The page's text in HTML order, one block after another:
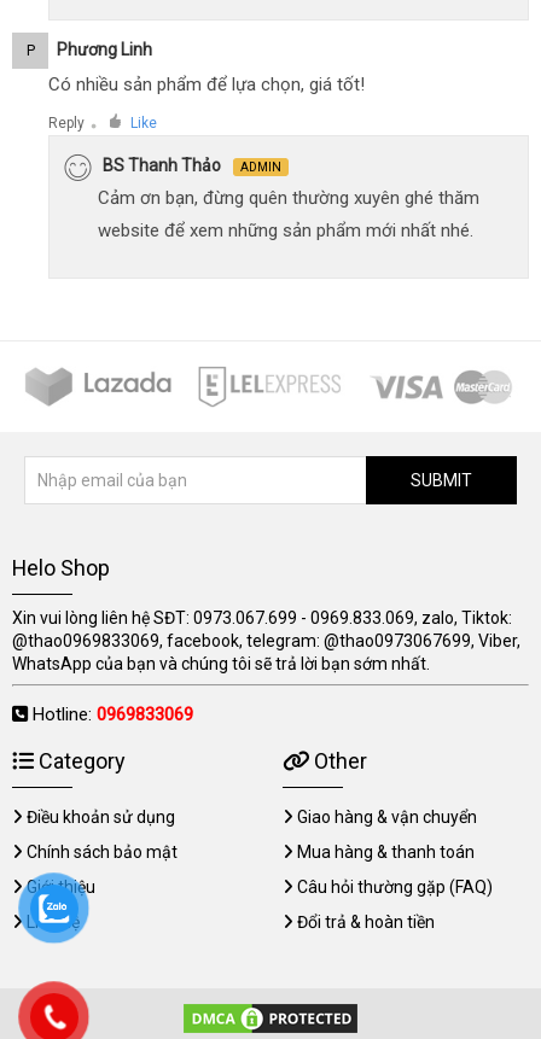
P Phương Linh
Có nhiều sản phẩm để lựa chọn, giá tốt!
Reply ● Like
BS Thanh Thảo ADMIN
Cảm ơn bạn, đừng quên thường xuyên ghé thăm
website để xem những sản phẩm mới nhất nhé.
SUBMIT
Helo Shop
Xin vui lòng liên hệ SĐT: 0973.067.699 - 0969.833.069, zalo, Tiktok:
@thao0969833069, facebook, telegram: @thao0973067699, Viber,
WhatsApp của bạn và chúng tôi sẽ trả lời bạn sớm nhất.
Hotline: 0969833069
Category
Điều khoản sử dụng
Chính sách bảo mật
Giới thiệu
Liên hệ
Other
Giao hàng & vận chuyển
Mua hàng & thanh toán
Câu hỏi thường gặp (FAQ)
Đổi trả & hoàn tiền